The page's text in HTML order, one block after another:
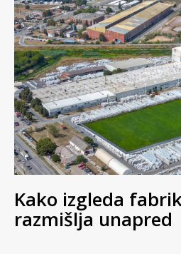
Kako izgleda
razmišlja unapred